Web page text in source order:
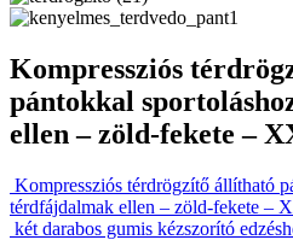
Kompressziós
pántokkal
ellen – zöld-fekete –
Kompressziós térdrögzítő állítható
térdfájdalmak ellen – zöld-fekete
két darabos gumis kézszorító